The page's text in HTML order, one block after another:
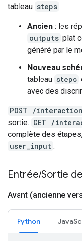
tableau steps .
Ancien : les
outputs plat
généré par le
Nouveau
tableau steps
avec des
POST /
sortie. GET /
complète des
user_input .
Entrée/Sortie
Avant (ancienne
Python